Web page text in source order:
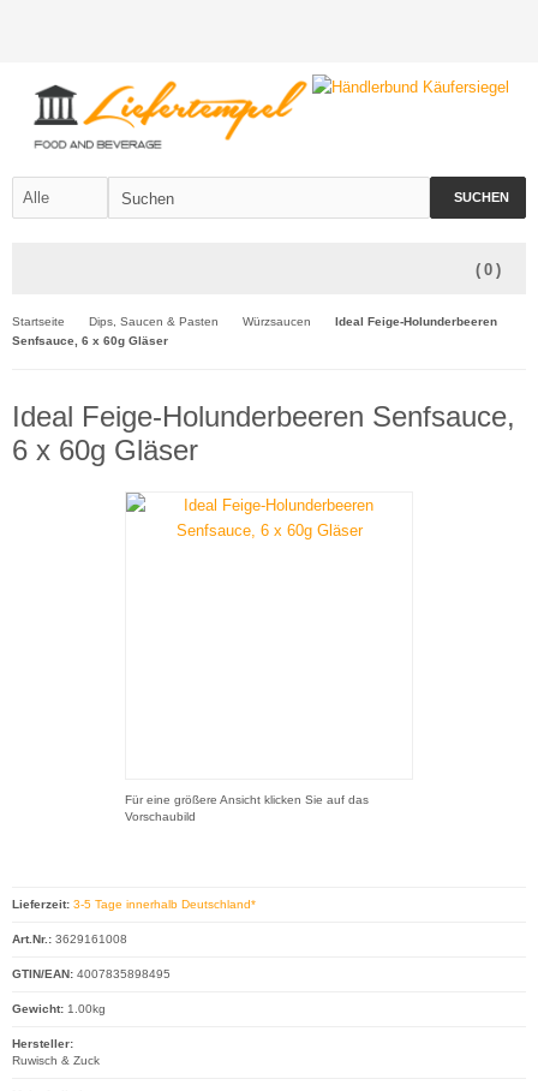
SUCHEN
( 0 )
Startseite Dips, Saucen & Pasten Würzsaucen
Ideal Feige-Holunderbeeren
Senfsauce, 6 x 60g Gläser
Ideal Feige-Holunderbeeren Senfsauce,
6 x 60g Gläser
Für eine größere Ansicht klicken Sie auf das
Vorschaubild
Lieferzeit: 3-5 Tage innerhalb Deutschland*
Art.Nr.: 3629161008
GTIN/EAN: 4007835898495
Gewicht: 1.00kg
Hersteller:
Ruwisch & Zuck